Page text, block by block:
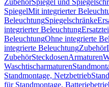
ZubehörSpiegel und
SpiegelMit integrierter
BeleuchtungSpiegelschränke
integrierter Beleuchtung
BeleuchtungOhne integrierte
integrierte BeleuchtungZubehör
ZubehörSteckdosenArmaturen
Waschtischarmaturen
Standmontage, Netzbetrieb
für Standmontage,